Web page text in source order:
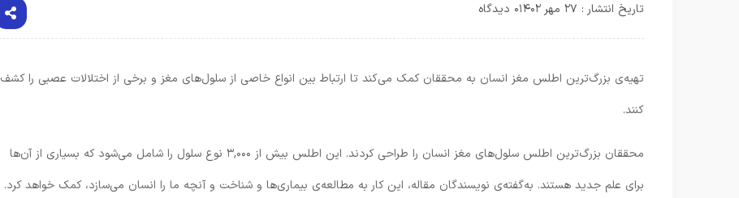
تاریخ انتشار : ۲۷ مهر ۱۴۰۲ ۰ دیدگاه
تهیه‌ی بزرگ‌ترین اطلس مغز انسان به محققان کمک می‌کند تا ارتباط بین انواع خاصی از سلول‌های مغز و برخی از اختلالات عصبی را کشف
کنند.
محققان بزرگ‌ترین اطلس سلول‌های مغز انسان را طراحی کردند. این اطلس بیش از ۳,۰۰۰ نوع سلول را شامل می‌شود که بسیاری از آن‌ها
برای علم جدید هستند. به‌گفته‌ی نویسندگان مقاله، این‌ کار به مطالعه‌ی بیماری‌ها و شناخت و آنچه ما را انسان می‌سازد، کمک خواهد کرد.